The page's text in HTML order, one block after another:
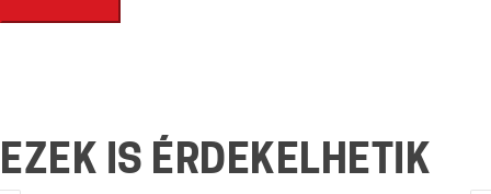
EZEK IS ÉRDEKELHETIK